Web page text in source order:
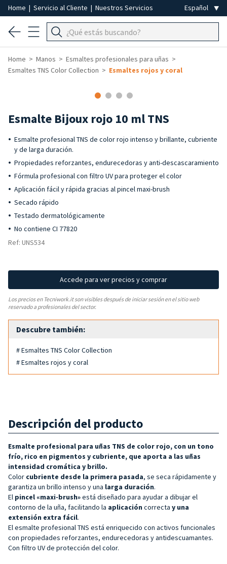
Home | Servicio al Cliente | Nuestros Servicios
Home Manos
Esmaltes profesionales para uñas
Esmaltes TNS Color Collection
Esmaltes rojos y coral
Esmalte Bijoux rojo 10 ml TNS
Esmalte profesional TNS de color rojo intenso y brillante, cubriente
y de larga duración.
Propiedades reforzantes, endurecedoras y anti-descascaramiento
Fórmula profesional con filtro UV para proteger el color
Aplicación fácil y rápida gracias al pincel maxi-brush
Secado rápido
Testado dermatológicamente
No contiene CI 77820
Ref: UNS534
Accede para ver precios y comprar
Los precios en Tecniwork.it son visibles después de iniciar sesión en el sitio web
reservado a profesionales del sector.
Descubre también:
# Esmaltes TNS Color Collection
# Esmaltes rojos y coral
Descripción del producto
Esmalte profesional para uñas TNS de color rojo, con un tono
frío, rico en pigmentos y cubriente, que aporta a las uñas
intensidad cromática y brillo.
Color cubriente desde la primera pasada, se seca rápidamente y
garantiza un brillo intenso y una larga duración.
El pincel «maxi-brush»está diseñado para ayudar a dibujar el
contorno de la uña, facilitando la aplicación correcta y una
extensión extra fácil.
El esmalte profesional TNS está enriquecido con activos funcionales
con propiedades reforzantes, endurecedoras y antidescuamantes.
Con filtro UV de protección del color.